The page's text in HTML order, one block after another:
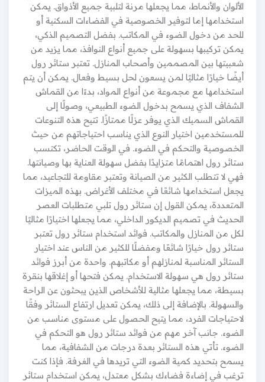
الألوان والأنماط، مما يجعلها مرنة لتلبية جميع الأذواق. يمكن
استخدامها إما لتوفير الخصوصية في الفضاءات السكنية أو
للحد من دخول الضوء في المكاتب. بفضل التصميم الذكي،
يمكن تركيبها بسهولة على جميع أنواع النوافذ، مما يزيد من
شعبيتها بين المصممين وأصحاب المنازل. تعتبر ستائر رول
أيضًا خيارًا مثاليًا لمن يسعون لحل بسيط وفعال. يمكن أن يتم
استخدامها مع مجموعة من أنواع المواد، بدءًا من القماش
الشفاف الذي يسمح بدخول الضوء الطبيعي، وصولًا إلى
القماش السميك الذي يوفر عزلًا ممتازًا. تتيح هذه التنوعات
للمستخدمين اختيار النوع الذي يناسب احتياجاتهم من حيث
الخصوصية والتحكم في الضوء. في الوقت الحاضر، تكتسب
ستائر رول اهتمامًا متزايدًا بفضل سهولة العناية بها وصيانتها.
فهي لا تتطلب الكثير من الصيانة وتعتبر مقاومة للتجاعيد، مما
يجعل استخدامها شائعًا في مختلف الأغراض. بهذه الميزات
المتعددة، يمكن القول إن ستائر رول تلبي متطلبات العصر
الحديث في تصميم الديكور الداخلي، مما يجعلها اختيارًا مثاليًا
لكل من المنازل والمكاتب. فوائد استخدام ستائر رول تعتبر
ستائر رول خيارًا شائعًا ومفضلًا للكثير من الناس عند اختيار
الستائر المناسبة لمنازلهم أو مكاتبهم. واحدة من أبرز فوائد
ستائر رول هي سهولة الاستخدام. يمكن فتحها أو إغلاقها بنقرة
بسيطة، مما يجعلها مثالية للأشخاص الذين يبحثون عن الراحة
والسهولة. بالإضافة إلى ذلك، يمكن تعديل ارتفاع الستائر وفقًا
لاحتياجات الفرد، مما يتيح الحصول على مستوى مناسب من
الضوء. جانب آخر مهم من فوائد ستائر رول هو التحكم في
الضوء. تأتي هذه الستائر بعدة درجات من الشفافية، مما
يسمح بتحديد كمية الضوء التي تريدها في الغرفة. فإذا كنت
ترغب في إضاءة فضاءك بشكل معتدل، يمكن استخدام ستائر